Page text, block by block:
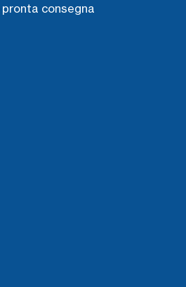
pronta consegna